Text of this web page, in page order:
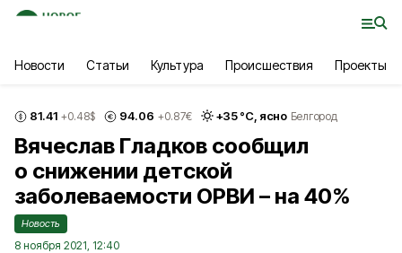
Новости Статьи Культура Происшествия Проекты
81.41 +0.48$ 94.06 +0.87€ +35°С, ясно Белгород
Вячеслав Гладков сообщил
о снижении детской
заболеваемости ОРВИ – на 40%
Новость
8 ноября 2021, 12:40